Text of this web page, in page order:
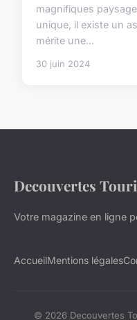
magnifiques
unique, il existe un
mérite une...
30 juin 2024
Decouvertes
Votre magazine en ligne
AccueilMentions légales
© 2026 Decouvertes